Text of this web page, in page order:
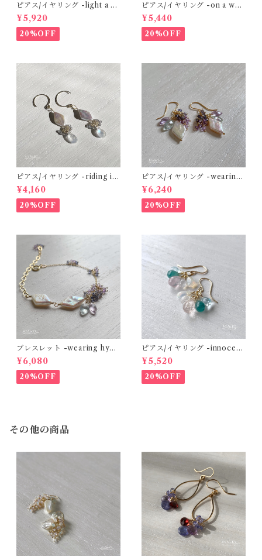
ピアス/イヤリング -light a ca
ndle- ラピスラズリ×ガーネッ
ト×アイオライト 14kgf
¥5,920
20%OFF
ピアス/イヤリング -on a whit
e sand beach- 淡水パール×ア
バロンシェルクリスタル×アク
アマリン×エチオピアンオパー
ル 14kgf
¥5,440
20%OFF
ピアス/イヤリング -riding in
the clouds- 淡水パール×レイ
ンボームーンストーン×グレー
スピネル 14kgf
¥4,160
20%OFF
ピアス/イヤリング -wearing
hydrangea color- 淡水パー
ル×アクアマリン×アメジスト×
アイオライト 14kgf
¥6,240
20%OFF
ブレスレット -wearing hydr
angea color- 淡水パール×ア
クアマリン×アメジスト×アイ
オライト 14kgf
¥6,080
20%OFF
ピアス/イヤリング -innocent
love- モルガナイト×グランデ
ィディエライト×エチオピアン
オパール 14kgf
¥5,520
20%OFF
その他の商品